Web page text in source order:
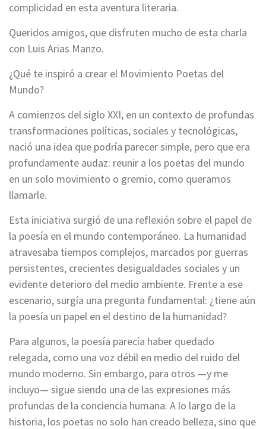
complicidad en esta aventura literaria.
Queridos amigos, que disfruten mucho de esta charla
con Luis Arias Manzo.
¿Qué te inspiró a crear el Movimiento Poetas del
Mundo?
A comienzos del siglo XXI, en un contexto de profundas
transformaciones políticas, sociales y tecnológicas,
nació una idea que podría parecer simple, pero que era
profundamente audaz: reunir a los poetas del mundo
en un solo movimiento o gremio, como queramos
llamarle.
Esta iniciativa surgió de una reflexión sobre el papel de
la poesía en el mundo contemporáneo. La humanidad
atravesaba tiempos complejos, marcados por guerras
persistentes, crecientes desigualdades sociales y un
evidente deterioro del medio ambiente. Frente a ese
escenario, surgía una pregunta fundamental: ¿tiene aún
la poesía un papel en el destino de la humanidad?
Para algunos, la poesía parecía haber quedado
relegada, como una voz débil en medio del ruido del
mundo moderno. Sin embargo, para otros —y me
incluyo— sigue siendo una de las expresiones más
profundas de la conciencia humana. A lo largo de la
historia, los poetas no solo han creado belleza, sino que